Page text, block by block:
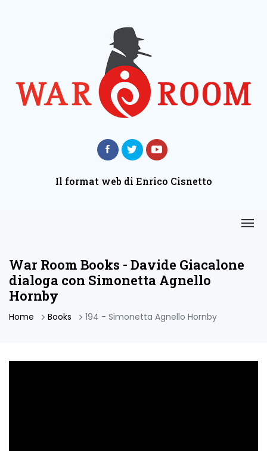
Il format web di Enrico Cisnetto
War Room Books - Davide Giacalone
dialoga con Simonetta Agnello
Hornby
Home Books 194 - Simonetta Agnello Hornby